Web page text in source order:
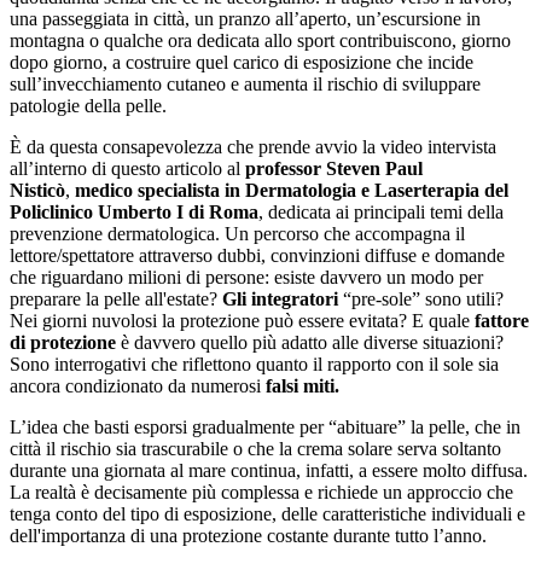
una passeggiata in città, un pranzo all’aperto, un’escursione in
montagna o qualche ora dedicata allo sport contribuiscono, giorno
dopo giorno, a costruire quel carico di esposizione che incide
sull’invecchiamento cutaneo e aumenta il rischio di sviluppare
patologie della pelle.
È da questa consapevolezza che prende avvio la video intervista
all’interno di questo articolo al professor Steven Paul
Nisticò, medico specialista in Dermatologia e Laserterapia del
Policlinico Umberto I di Roma, dedicata ai principali temi della
prevenzione dermatologica. Un percorso che accompagna il
lettore/spettatore attraverso dubbi, convinzioni diffuse e domande
che riguardano milioni di persone: esiste davvero un modo per
preparare la pelle all'estate? Gli integratori “pre-sole” sono utili?
Nei giorni nuvolosi la protezione può essere evitata? E quale fattore
di protezione è davvero quello più adatto alle diverse situazioni?
Sono interrogativi che riflettono quanto il rapporto con il sole sia
ancora condizionato da numerosi falsi miti.
L’idea che basti esporsi gradualmente per “abituare” la pelle, che in
città il rischio sia trascurabile o che la crema solare serva soltanto
durante una giornata al mare continua, infatti, a essere molto diffusa.
La realtà è decisamente più complessa e richiede un approccio che
tenga conto del tipo di esposizione, delle caratteristiche individuali e
dell'importanza di una protezione costante durante tutto l’anno.